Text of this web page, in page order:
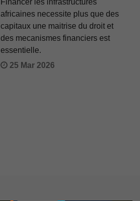
africaines necessite plus que des
capitaux une maitrise du droit et
des mecanismes financiers est
essentielle.
25 Mar 2026